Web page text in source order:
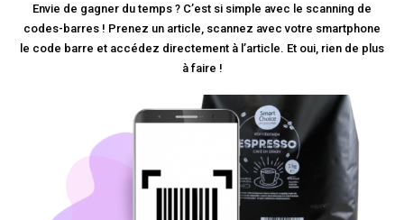
Envie de gagner du temps ? C’est si simple avec le scanning de
codes-barres ! Prenez un article, scannez avec votre smartphone
le code barre et accédez directement à l’article. Et oui, rien de plus
à faire !